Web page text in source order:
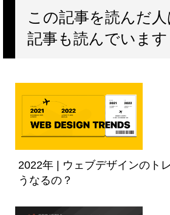
この記事を読んだ
記事も読んでいます
2022年 | ウェブデザインのト
うなるの？